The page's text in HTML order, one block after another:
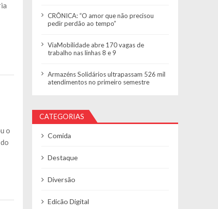
o
CRÔNICA: “O amor que não precisou
pedir perdão ao tempo”
ViaMobilidade abre 170 vagas de
trabalho nas linhas 8 e 9
Armazéns Solidários ultrapassam 526 mil
atendimentos no primeiro semestre
CATEGORIAS
Comida
Destaque
Diversão
Edicão Digital